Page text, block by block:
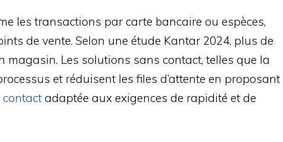
les transactions par carte bancaire ou espèces,
de vente. Selon une étude Kantar 2024, plus de
magasin. Les solutions sans contact, telles que la
et réduisent les files d’attente en proposant
adaptée aux exigences de rapidité et de